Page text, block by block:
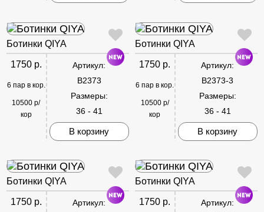
Ботинки QIYA
1750 р.
6 пар в кор.
10500 р/
кор
Артикул:
B2373
Размеры:
36 - 41
В корзину
Ботинки QIYA
1750 р.
6 пар в кор.
10500 р/
кор
Артикул:
B2373-3
Размеры:
36 - 41
В корзину
Ботинки QIYA
1750 р.
Артикул:
Ботинки QIYA
1750 р.
Артикул: